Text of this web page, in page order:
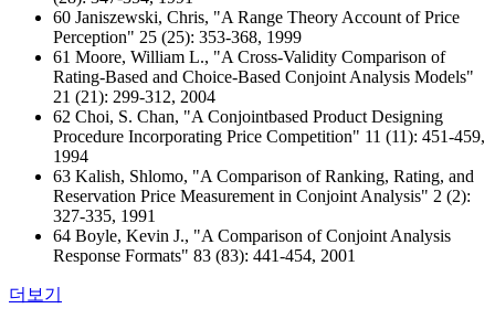
60 Janiszewski, Chris, "A Range Theory Account of Price
Perception" 25 (25): 353-368, 1999
61 Moore, William L., "A Cross-Validity Comparison of
Rating-Based and Choice-Based Conjoint Analysis Models"
21 (21): 299-312, 2004
62 Choi, S. Chan, "A Conjointbased Product Designing
Procedure Incorporating Price Competition" 11 (11): 451-459,
1994
63 Kalish, Shlomo, "A Comparison of Ranking, Rating, and
Reservation Price Measurement in Conjoint Analysis" 2 (2):
327-335, 1991
64 Boyle, Kevin J., "A Comparison of Conjoint Analysis
Response Formats" 83 (83): 441-454, 2001
더보기